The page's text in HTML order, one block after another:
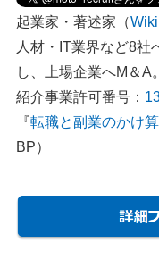
起業家・著述家（
人材・IT業界など8社
し、上場企業へM＆A
紹介事業許可番号：
『転職と副業のかけ算
BP）